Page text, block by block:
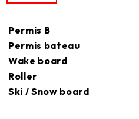
Permis B
Permis bateau
Wake board
Roller
Ski / Snow board